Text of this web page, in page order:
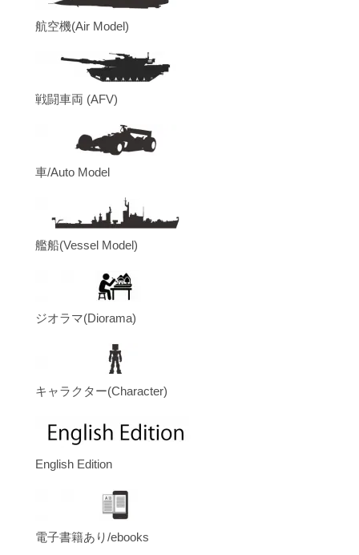
航空機(Air Model)
戦闘車両 (AFV)
車/Auto Model
艦船(Vessel Model)
ジオラマ(Diorama)
キャラクター(Character)
English Edition
電子書籍あり/ebooks